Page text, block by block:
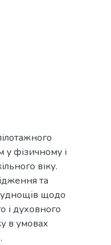
у фізичному і
віку.
та
щодо
і духовного
в умовах